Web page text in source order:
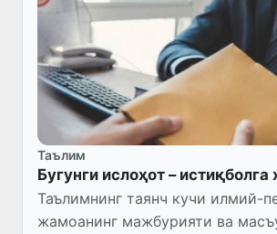
Таълим
Бугунги ислоҳот – истиқболга
Таълимнинг таянч кучи илмий-
жамоанинг мажбурияти ва